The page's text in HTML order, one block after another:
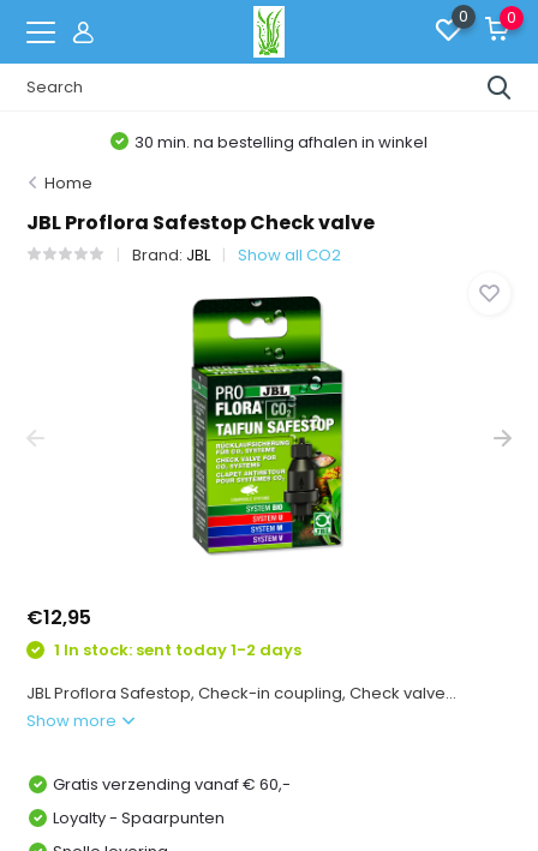
0 0
30 min. na bestelling afhalen in winkel
Home
JBL Proflora Safestop Check valve
Brand: JBL Show all CO2
€12,95
1 In stock: sent today 1-2 days
JBL Proflora Safestop, Check-in coupling, Check valve...
Show more
Gratis verzending vanaf € 60,-
Loyalty - Spaarpunten